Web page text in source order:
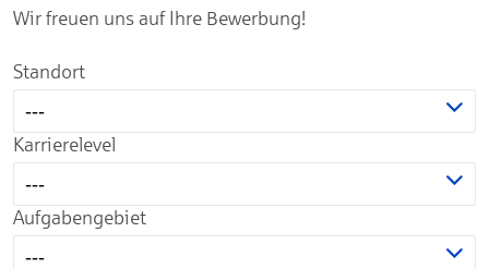
Wir freuen uns auf Ihre Bewerbung!
Standort
---
Karrierelevel
---
Aufgabengebiet
---